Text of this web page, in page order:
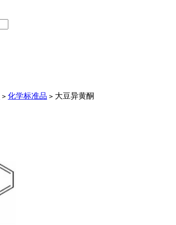
> 化学标准品 > 大豆异黄酮